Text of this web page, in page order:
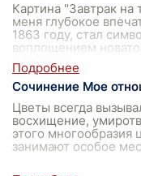
Картина "Завтрак
меня глубокое
1863 году, стал
воплощением
Сочинение Мое
Цветы всегда
восхищение,
этого многообразия
занимают особое